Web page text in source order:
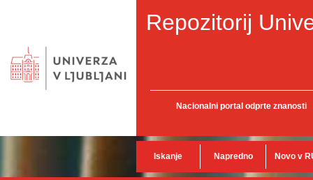
Repozitorij
Nacionalni portal odprte znanosti
Iskanje Napredno Novo v